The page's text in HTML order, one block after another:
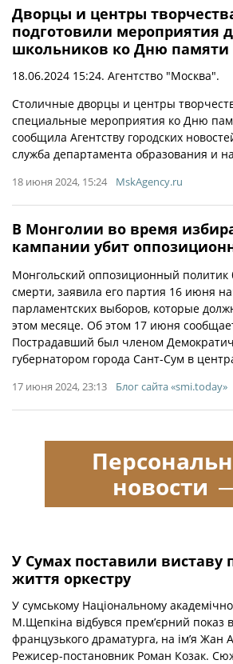
Дворцы и центры
подготовили мероприятия
школьников ко Дню памяти
18.06.2024 15:24. Агентство "Москва".
Столичные дворцы и центры
специальные мероприятия ко Дню
сообщила Агентству городских
служба департамента образования и
18 июня 2024, 15:24 MskAgency.ru
В Монголии во время
кампании убит
Монгольский оппозиционный политик
смерти, заявила его партия 16 июня
парламентских выборов, которые
этом месяце. Об этом 17 июня
Пострадавший был членом
губернатором города Сант-Сум в
17 июня 2024, 23:13 Блог сайта «smi.today»
У Сумах поставили виставу
життя оркестру
У сумському Національному
М.Щепкіна відбувся прем’єрний показ
французького драматурга, на ім’я Жан
Режисер-постановник Роман Козак.
новости